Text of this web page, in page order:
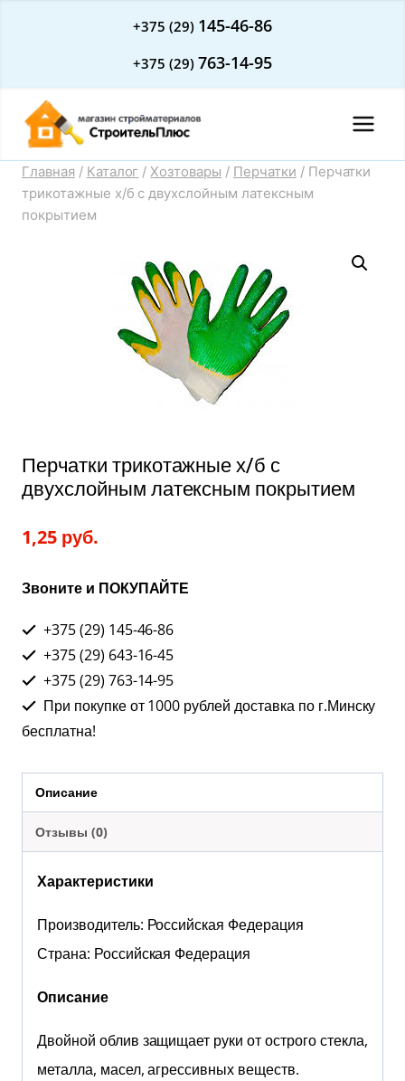
+375 (29) 145-46-86
+375 (29) 763-14-95
Главная / Каталог / Хозтовары / Перчатки / Перчатки
трикотажные х/б с двухслойным латексным
покрытием
Перчатки трикотажные х/б с
двухслойным латексным покрытием
1,25 руб.
Звоните и ПОКУПАЙТЕ
+375 (29) 145-46-86
+375 (29) 643-16-45
+375 (29) 763-14-95
При покупке от 1000 рублей доставка по г.Минску
бесплатна!
Описание
Отзывы (0)
Характеристики
Производитель: Российская Федерация
Страна: Российская Федерация
Описание
Двойной облив защищает руки от острого стекла,
металла, масел, агрессивных веществ.